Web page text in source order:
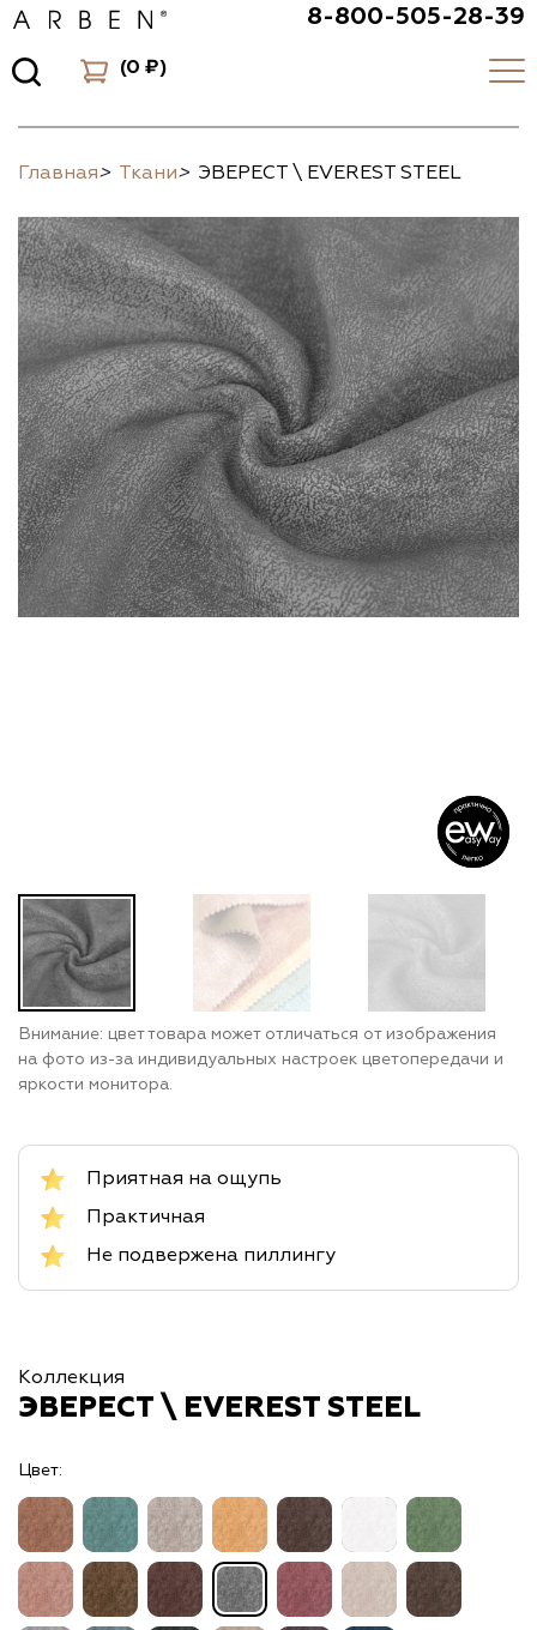
8-800-505-28-39
(0 ₽)
Главная> Ткани> ЭВЕРЕСТ \ EVEREST STEEL
Внимание: цвет товара может отличаться от изображения
на фото из-за индивидуальных настроек цветопередачи и
яркости монитора.
Приятная на ощупь
Практичная
Не подвержена пиллингу
Коллекция
ЭВЕРЕСТ \ EVEREST STEEL
Цвет: